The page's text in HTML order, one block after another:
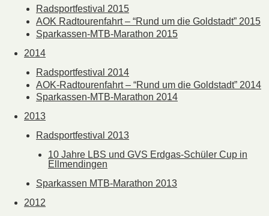
Radsportfestival 2015
AOK Radtourenfahrt – “Rund um die Goldstadt” 2015
Sparkassen-MTB-Marathon 2015
2014
Radsportfestival 2014
AOK-Radtourenfahrt – “Rund um die Goldstadt” 2014
Sparkassen-MTB-Marathon 2014
2013
Radsportfestival 2013
10 Jahre LBS und GVS Erdgas-Schüler Cup in
Ellmendingen
Sparkassen MTB-Marathon 2013
2012